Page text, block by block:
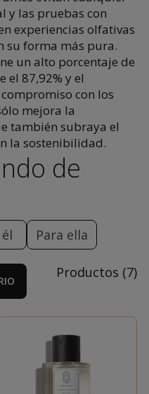
y las pruebas con
experiencias olfativas
su forma más pura.
un alto porcentaje de
el 87,92% y el
con los
mejora la
también subraya el
la sostenibilidad.
de
Para ella
Productos (7)